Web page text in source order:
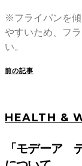
※フライパンを
やすいため、フ
い。
前の記事
HEALTH &
「モデーア